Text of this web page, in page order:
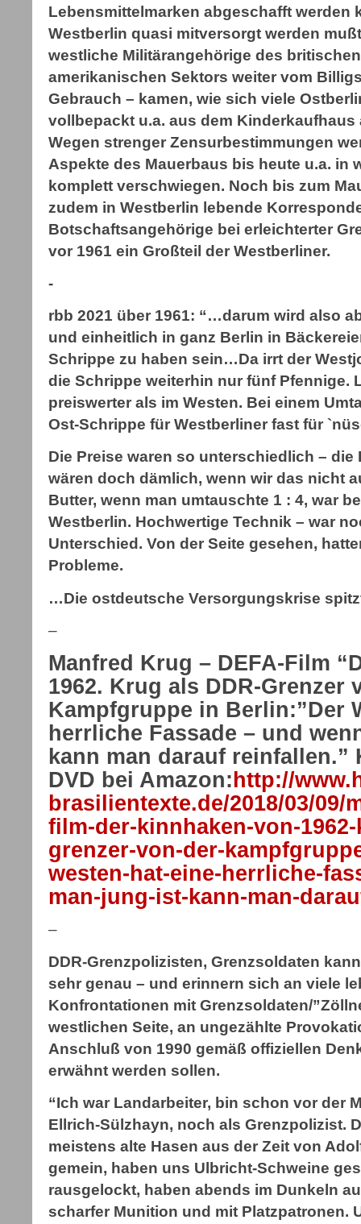
Lebensmittelmarken abgeschafft werden
Westberlin quasi mitversorgt werden
westliche Militärangehörige des
amerikanischen Sektors weiter vom
Gebrauch – kamen, wie sich viele
vollbepackt u.a. aus dem Kinderkaufhaus
Wegen strenger Zensurbestimmungen
Aspekte des Mauerbaus bis heute u.a. in
komplett verschwiegen. Noch bis zum
zudem in Westberlin lebende
Botschaftsangehörige bei erleichterter
vor 1961 ein Großteil der Westberliner.
-
rbb 2021 über 1961: “…darum wird also
und einheitlich in ganz Berlin in
Schrippe zu haben sein…Da irrt der
die Schrippe weiterhin nur fünf Pfennige.
preiswerter als im Westen. Bei einem
Ost-Schrippe für Westberliner fast für
Die Preise waren so unterschiedlich – die
wären doch dämlich, wenn wir das nicht
Butter, wenn man umtauschte 1 : 4, war
Westberlin. Hochwertige Technik – war
Unterschied. Von der Seite gesehen,
Probleme.
…Die ostdeutsche Versorgungskrise
–
Manfred Krug – DEFA-Film
1962. Krug als DDR-Grenzer
Kampfgruppe in Berlin:”Der
herrliche Fassade – und
kann man darauf
DVD bei Amazon: http://
brasilientexte.de/2018/03/09/
film-der-kinnhaken-von-
grenzer-von-der-
westen-hat-eine-herrliche-
man-jung-ist-kann-man-
–
DDR-Grenzpolizisten, Grenzsoldaten
sehr genau – und erinnern sich an viele
Konfrontationen mit Grenzsoldaten/
westlichen Seite, an ungezählte
Anschluß von 1990 gemäß offiziellen
erwähnt werden sollen.
“Ich war Landarbeiter, bin schon vor der
Ellrich-Sülzhayn, noch als Grenzpolizist.
meistens alte Hasen aus der Zeit von
gemein, haben uns Ulbricht-Schweine
rausgelockt, haben abends im Dunkeln
scharfer Munition und mit Platzpatronen.